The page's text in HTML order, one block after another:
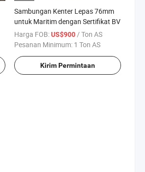
Sambungan Kenter Lepas 76mm
untuk Maritim dengan Sertifikat BV
Harga FOB:US$900 / Ton AS
Pesanan Minimum: 1 Ton AS
Kirim Permintaan